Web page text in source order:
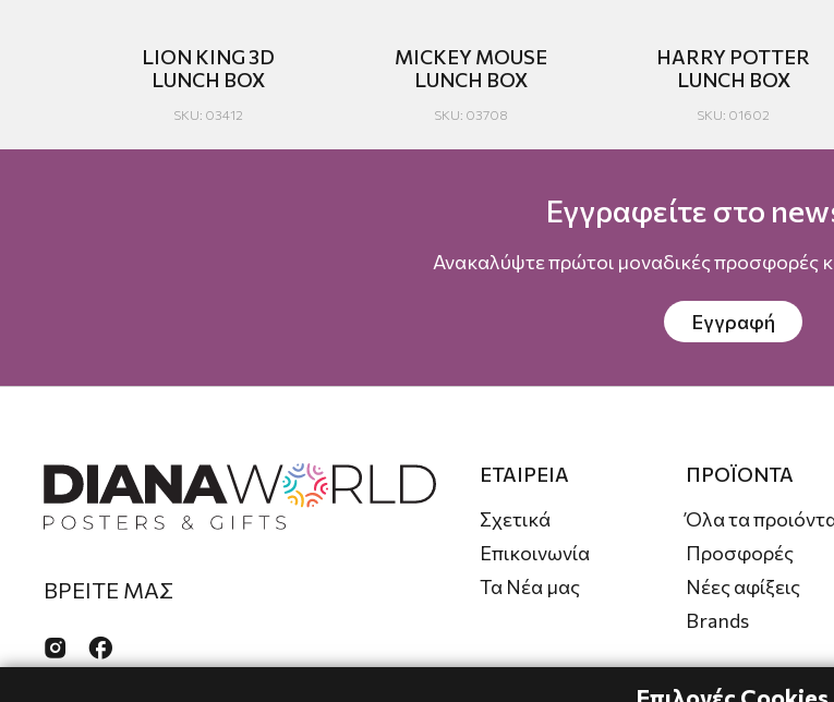
LION KING 3D
LUNCH BOX
SKU: 03412
MICKEY MOUSE
LUNCH BOX
SKU: 03708
HARRY POTTER
LUNCH BOX
SKU: 01602
Εγγραφείτε στο
Ανακαλύψτε πρώτοι μοναδικές προσφορές
Εγγραφή
ΒΡΕΙΤΕ ΜΑΣ
 
ΕΤΑΙΡΕΙΑ
Σχετικά
Επικοινωνία
Τα Νέα μας
ΠΡΟΪΟΝΤΑ
Όλα τα
Προσφορές
Νέες αφίξεις
Brands